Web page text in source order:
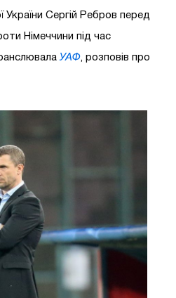
України Сергій Ребров перед
Німеччини під час
УАФ , розповів про